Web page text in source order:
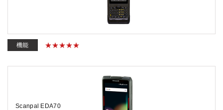
機能
Scanpal EDA70